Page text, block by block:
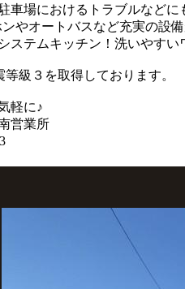
車場におけるトラブルなどに
やオートバスなど充実の設
ステムキッチン！洗いやすい
級３を取得しております。
軽に♪
営業所
673